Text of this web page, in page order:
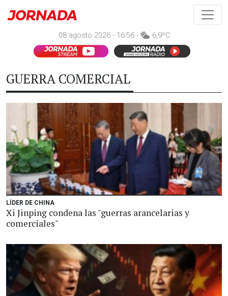
08 agosto 2026 - 16:56 - 6,9ºC
GUERRA COMERCIAL
LÍDER DE CHINA
Xi Jinping condena las "guerras arancelarias y
comerciales"